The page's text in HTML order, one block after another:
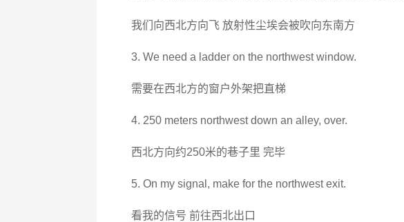
我们向西北方向飞 放射性尘埃会被吹向东南方
3. We need a ladder on the northwest window.
需要在西北方的窗户外架把直梯
4. 250 meters northwest down an alley, over.
西北方向约250米的巷子里 完毕
5. On my signal, ‭make for the northwest exit.
看我的信号 前往西北出口